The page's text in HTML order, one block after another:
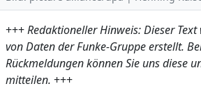
+++Redaktioneller Hinweis: Dieser
von Daten der Funke-Gruppe erstellt.
Rückmeldungen können Sie uns diese
mitteilen. +++